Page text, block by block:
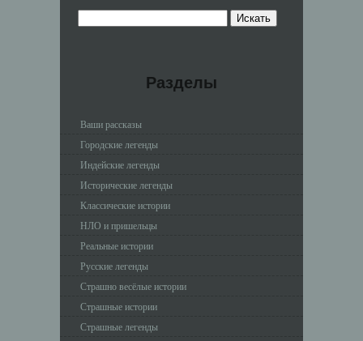
Разделы
Ваши рассказы
Городские легенды
Индейские легенды
Исторические легенды
Классические истории
НЛО и пришельцы
Реальные истории
Русские легенды
Страшно весёлые истории
Страшные истории
Страшные легенды